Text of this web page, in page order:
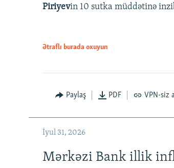
Piriyevin 10 sutka müddətinə
Ətraflı burada oxuyun
Paylaş PDF VPN-siz
İyul 31, 2026
Mərkəzi Bank illik